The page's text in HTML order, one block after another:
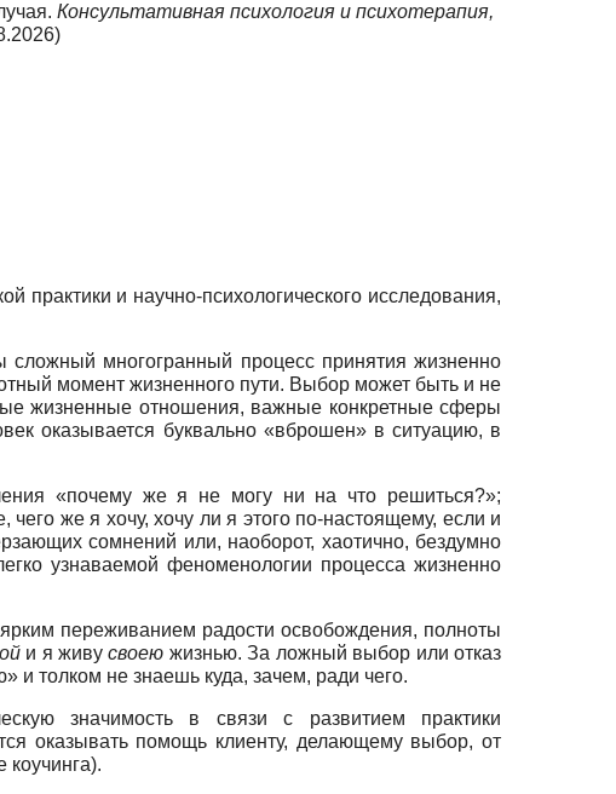
Консультативная психология и психотерапия,
практики и научно-психологического исследования,
многогранный процесс принятия жизненно
момент жизненного пути. Выбор может быть и не
жизненные отношения, важные конкретные сферы
оказывается буквально «вброшен» в ситуацию, в
«почему же я не могу ни на что решиться?»;
же я хочу, хочу ли я этого по-настоящему, если и
сомнений или, наоборот, хаотично, бездумно
узнаваемой феноменологии процесса жизненно
переживанием радости освобождения, полноты
и я живусвоею жизнью. За ложный выбор или отказ
и толком не знаешь куда, зачем, ради чего.
значимость в связи с развитием практики
оказывать помощь клиенту, делающему выбор, от
коучинга).